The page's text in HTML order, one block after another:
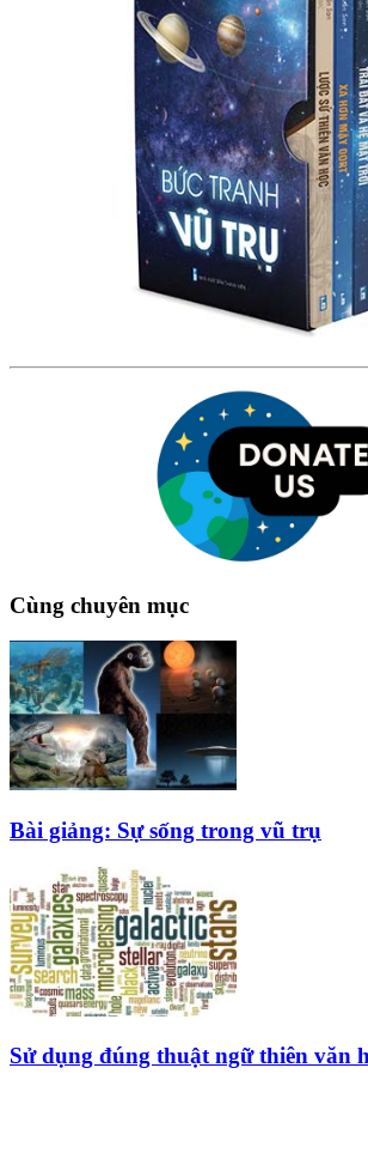
Cùng chuyên mục
Bài giảng: Sự sống trong vũ trụ
Sử dụng đúng thuật ngữ thiên văn